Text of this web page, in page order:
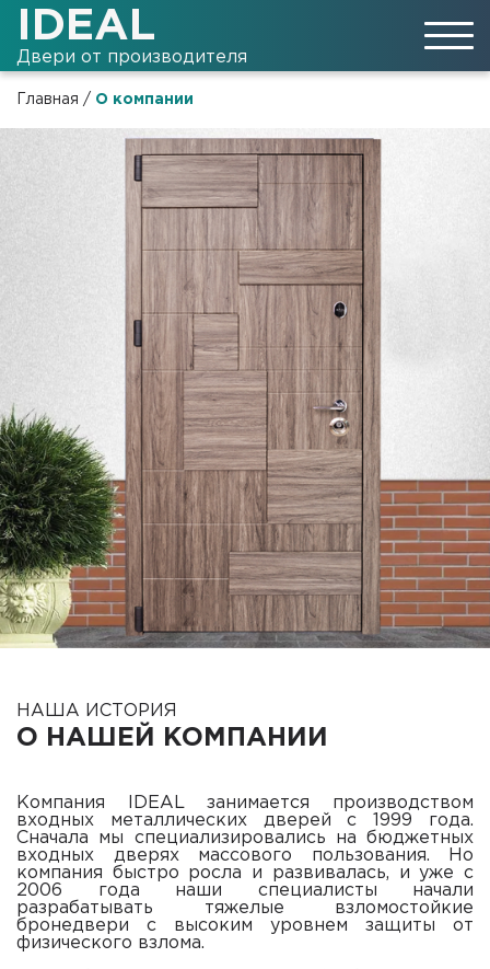
IDEAL
Двери от производителя
Главная / О компании
НАША ИСТОРИЯ
О НАШЕЙ КОМПАНИИ
Компания IDEAL занимается производством
входных металлических дверей с 1999 года.
Сначала мы специализировались на бюджетных
входных дверях массового пользования. Но
компания быстро росла и развивалась, и уже с
2006 года наши специалисты начали
разрабатывать тяжелые взломостойкие
бронедвери с высоким уровнем защиты от
физического взлома.